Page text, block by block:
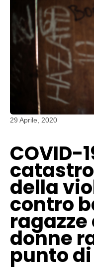
29 Aprile, 2020
COVID-
della
contro
donne
punto